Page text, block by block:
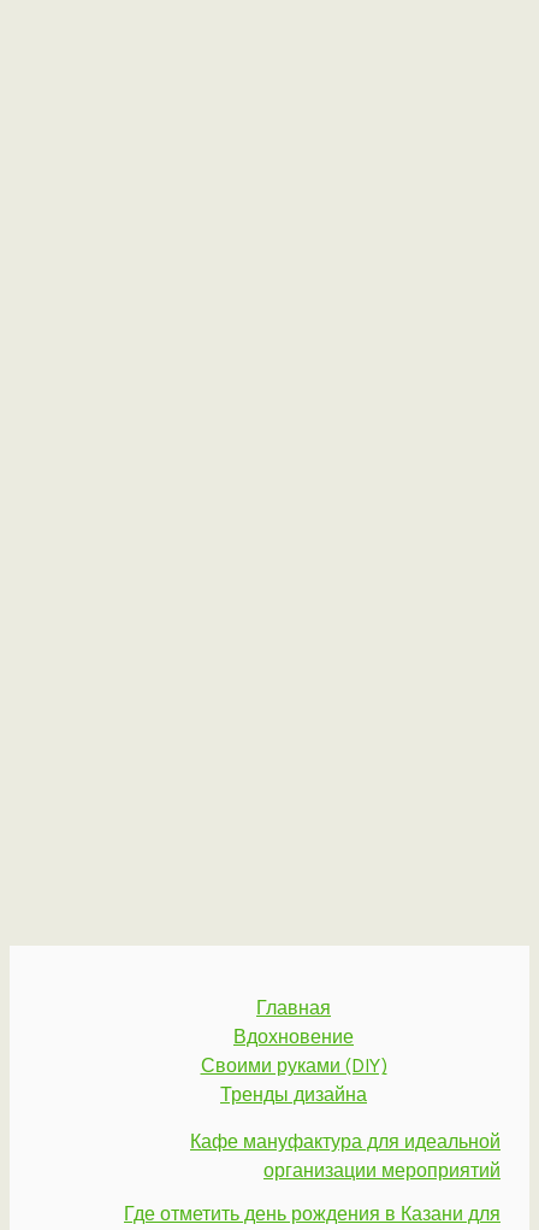
Главная
Вдохновение
Своими руками (DIY)
Тренды дизайна
Кафе мануфактура для идеальной
организации мероприятий
Где отметить день рождения в Казани для